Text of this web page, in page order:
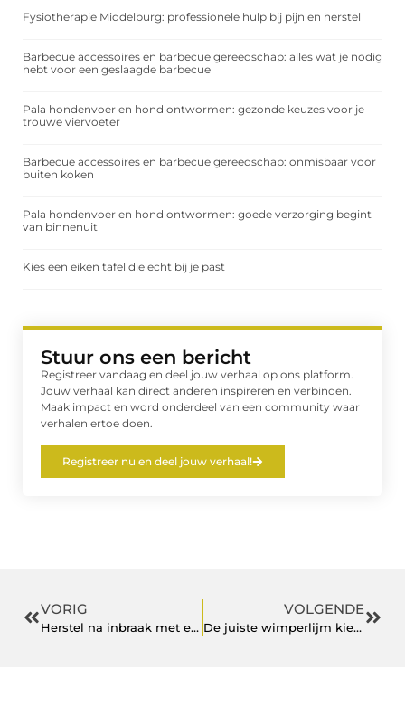
Fysiotherapie Middelburg: professionele hulp bij pijn en herstel
Barbecue accessoires en barbecue gereedschap: alles wat je nodig
hebt voor een geslaagde barbecue
Pala hondenvoer en hond ontwormen: gezonde keuzes voor je
trouwe viervoeter
Barbecue accessoires en barbecue gereedschap: onmisbaar voor
buiten koken
Pala hondenvoer en hond ontwormen: goede verzorging begint
van binnenuit
Kies een eiken tafel die echt bij je past
Stuur ons een bericht
Registreer vandaag en deel jouw verhaal op ons platform.
Jouw verhaal kan direct anderen inspireren en verbinden.
Maak impact en word onderdeel van een community waar
verhalen ertoe doen.
Registreer nu en deel jouw verhaal!
VORIG
Herstel na inbraak met een ervaren slotenmaker in Rosmalen
VOLGENDE
De juiste wimperlijm kiezen via een leverancier van wimper- en wenkbrauwproducten